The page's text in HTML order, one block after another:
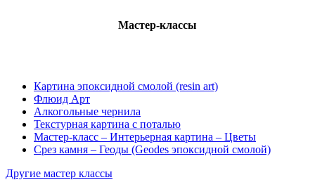
Мастер-классы
Картина эпоксидной смолой (resin art)
Флюид Арт
Алкогольные чернила
Текстурная картина с поталью
Мастер-класс – Интерьерная картина – Цветы
Срез камня – Геоды (Geodes эпоксидной смолой)
Другие мастер классы